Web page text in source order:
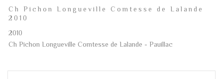
Ch Pichon Longueville Comtesse de Lalande
2010
2010
Ch Pichon Longueville Comtesse de Lalande - Pauillac